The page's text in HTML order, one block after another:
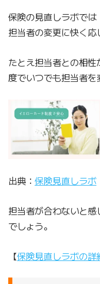
保険の見直しラボでは
担当者の変更に快く応
たとえ担当者との相
度でいつでも担当者を
出典： 保険見直しラボ
担当者が合わないと
でしょう。
【保険見直しラボの詳